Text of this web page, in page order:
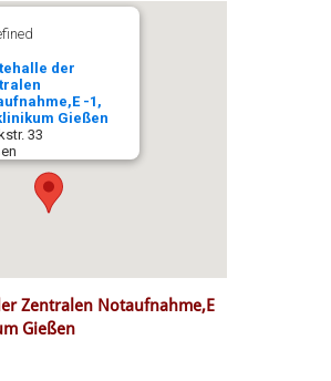
der
-1,
Gießen
33
Zentralen Notaufnahme,E
Gießen